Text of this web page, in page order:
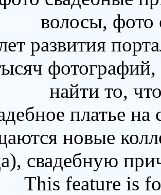
волосы,
развития
найти то,
платье
новые
свадебную
This feature is